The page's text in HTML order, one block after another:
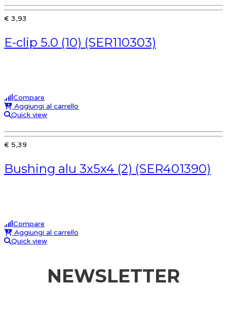
€ 3,93
E-clip 5.0 (10) (SER110303)
Compare
Aggiungi al carrello
Quick view
€ 5,39
Bushing alu 3x5x4 (2) (SER401390)
Compare
Aggiungi al carrello
Quick view
NEWSLETTER